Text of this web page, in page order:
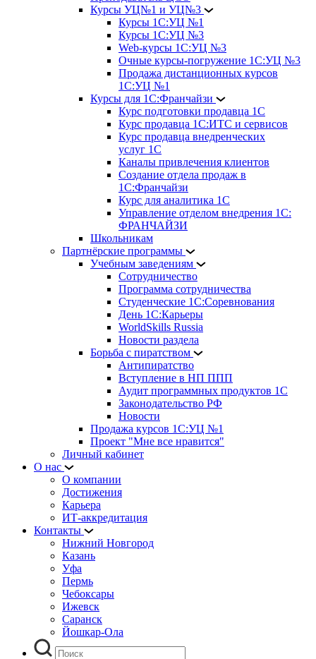
Курсы УЦ№1 и УЦ№3
Курсы 1С:УЦ №1
Курсы 1С:УЦ №3
Web-курсы 1С:УЦ №3
Очные курсы-погружение 1С:УЦ №3
Продажа дистанционных курсов
1С:УЦ №1
Курсы для 1С:Франчайзи
Курс подготовки продавца 1С
Курс продавца 1С:ИТС и сервисов
Курс продавца внедренческих
услуг 1С
Каналы привлечения клиентов
Создание отдела продаж в
1С:Франчайзи
Курс для аналитика 1С
Управление отделом внедрения 1С:
ФРАНЧАЙЗИ
Школьникам
Партнёрские программы
Учебным заведениям
Сотрудничество
Программа сотрудничества
Студенческие 1С:Соревнования
День 1С:Карьеры
WorldSkills Russia
Новости раздела
Борьба с пиратством
Антипиратство
Вступление в НП ППП
Аудит программных продуктов 1С
Законодательство РФ
Новости
Продажа курсов 1С:УЦ №1
Проект "Мне все нравится"
Личный кабинет
О нас
О компании
Достижения
Карьера
ИТ-аккредитация
Контакты
Нижний Новгород
Казань
Уфа
Пермь
Чебоксары
Ижевск
Саранск
Йошкар-Ола